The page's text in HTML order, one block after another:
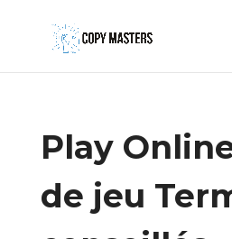
Play
de jeu